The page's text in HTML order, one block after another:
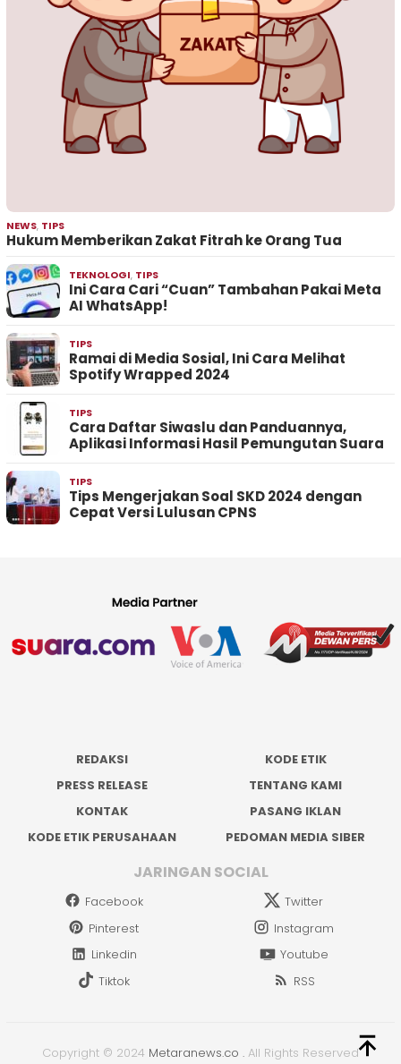
NEWS, TIPS
Hukum Memberikan Zakat Fitrah ke Orang Tua
TEKNOLOGI, TIPS
Ini Cara Cari “Cuan” Tambahan Pakai Meta
AI WhatsApp!
TIPS
Ramai di Media Sosial, Ini Cara Melihat
Spotify Wrapped 2024
TIPS
Cara Daftar Siwaslu dan Panduannya,
Aplikasi Informasi Hasil Pemungutan Suara
TIPS
Tips Mengerjakan Soal SKD 2024 dengan
Cepat Versi Lulusan CPNS
REDAKSI
KODE ETIK
PRESS RELEASE
TENTANG KAMI
KONTAK
PASANG IKLAN
KODE ETIK PERUSAHAAN
PEDOMAN MEDIA SIBER
JARINGAN SOCIAL
Facebook
Twitter
Pinterest
Instagram
Linkedin
Youtube
Tiktok
RSS
Copyright © 2024 Metaranews.co . All Rights Reserved